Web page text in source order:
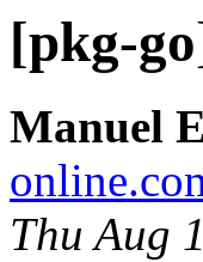
[pkg-
Manuel
Thu Aug